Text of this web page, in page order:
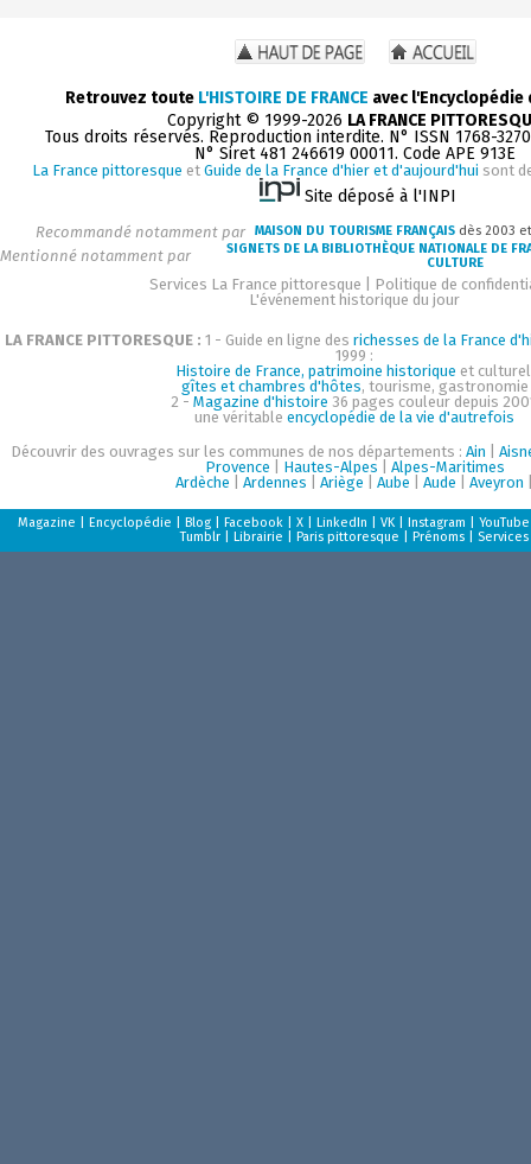
Retrouvez toute L'HISTOIRE DE FRANCE avec
Copyright © 1999-2026 LA FRANCE
Tous droits réservés. Reproduction interdite. N° ISSN 1768-
N° Siret 481 246619 00011. Code APE 913E
La France pittoresque et Guide de la France d'hier et d'aujourd'hui sont
Site déposé à l'INPI
Recommandé notamment par MAISON DU TOURISME FRANÇAIS dès 2003
Mentionné notamment par
SIGNETS DE LA BIBLIOTHÈQUE NATIONALE DE
CULTURE
Services La France pittoresque
Politique de
L'événement historique du jour
LA FRANCE PITTORESQUE : 1 - Guide en ligne des richesses de la France
1999 :
Histoire de France, patrimoine historique et
gîtes et chambres d'hôtes, tourisme, gastronomie
2 - Magazine d'histoire 36 pages couleur depuis
une véritableencyclopédie de la vie d'autrefois
Découvrir des ouvrages sur les communes de nos départements :Ain |
Provence
Hautes-Alpes
Alpes-Maritimes
Ardèche |Ardennes |Ariège |Aube |Aude |Aveyron
Magazine |Encyclopédie |Blog |Facebook |X |LinkedIn |VK |Instagram |YouTube
Tumblr |Librairie |Paris pittoresque |Prénoms Services